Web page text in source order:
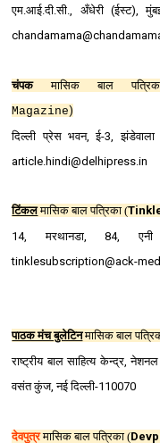
एम.आई.दी.सी., अँधेरी (ईस्ट),
चंपकमासिक बाल
Magazine)
दिल्‍ली प्रेस भवन, ई-3, झंडेवाला
article.hindi@delhipress.in
टिंकलमासिक बाल पत्रिका(
14, मरथानडा, 84, एनी
tinklesubscription@ack-
पाठक मंच बुलेटिनमासिक बाल
राष्‍ट्रीय बाल साहित्‍य केन्‍द्र,
वसंत कुंज, नई दिल्‍ली-110070
देवपुत्रमासिक बाल पत्रिका (